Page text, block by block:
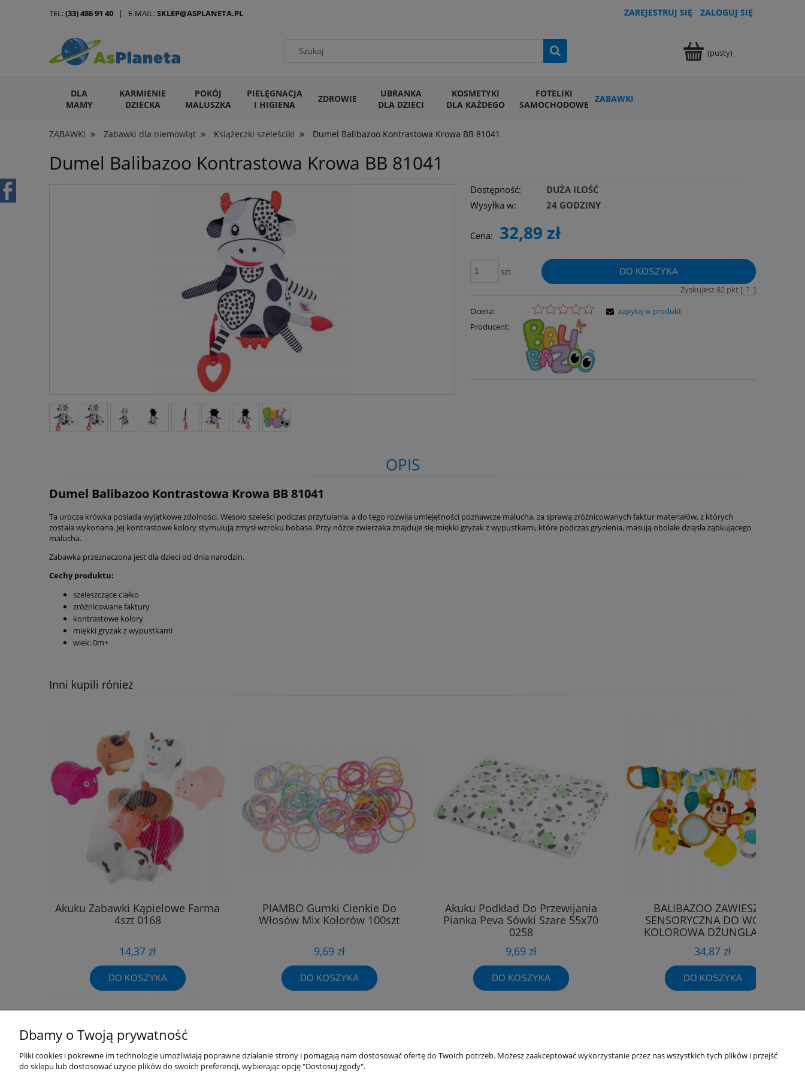
ZAREJESTRUJ SIĘ ZALOGUJ SIĘ
(pusty)
DLA
MAMY
KARMIENIE
DZIECKA
POKÓJ
MALUSZKA
PIELĘGNACJA
I HIGIENA
ZDROWIE
UBRANKA
DLA DZIECI
KOSMETYKI
DLA KAŻDEGO
FOTELIKI
SAMOCHODOWE ZABAWKI
ARTYKUŁY DLA ZWIERZĄT
ZABAWKI » Zabawki dla niemowląt » Książeczki szeleściki » Dumel Balibazoo Kontrastowa Krowa BB 81041
TEL:(33) 486 91 40 | E-MAIL:SKLEP@ASPLANETA.PL
Dumel Balibazoo Kontrastowa Krowa BB 81041
Dostępność:
DUŻA ILOŚĆ
Wysyłka w:
24 GODZINY
Cena: 32,89 zł
szt. DO KOSZYKA
Zyskujesz 82pkt [ ? ]
Ocena:
Producent:
zapytaj o produkt
OPIS
Dumel Balibazoo Kontrastowa Krowa BB 81041
Ta urocza krówka posiada wyjątkowe zdolności. Wesoło szeleści podczas przytulania, a do tego rozwija umiejętności poznawcze malucha, za sprawą zróżnicowanych faktur materiałów, z których
została wykonana. Jej kontrastowe kolory stymulują zmysł wzroku bobasa. Przy nóżce zwierzaka znajduje się miękki gryzak z wypustkami, które podczas gryzienia, masują obolałe dziąsła ząbkującego
malucha.
Zabawka przeznaczona jest dla dzieci od dnia narodzin.
Cechy produktu:
szeleszczące ciałko
zróżnicowane faktury
kontrastowe kolory
miękki gryzak z wypustkami
wiek: 0m+
Inni kupili rónież
Akuku Zabawki Kąpielowe Farma
4szt 0168
14,37 zł
DO KOSZYKA
PIAMBO Gumki Cienkie Do
Włosów Mix Kolorów 100szt
9,69 zł
DO KOSZYKA
Akuku Podkład Do Przewijania
Pianka Peva Sówki Szare 55x70
0258
9,69 zł
DO KOSZYKA
BALIBAZOO ZAWIESZKA
SENSORYCZNA DO WÓZKA
KOLOROWA DŻUNGLA 0M+
34,87 zł
DO KOSZYKA
Przydatne linki Warunki zakupów Moje konto Informacje o sklepie
Dbamy o Twoją prywatność
Pliki cookies i pokrewne im technologie umożliwiają poprawne działanie strony i pomagają nam dostosować ofertę do Twoich potrzeb. Możesz zaakceptować wykorzystanie przez nas wszystkich tych plików i przejść
do sklepu lub dostosować użycie plików do swoich preferencji, wybierając opcję "Dostosuj zgody".